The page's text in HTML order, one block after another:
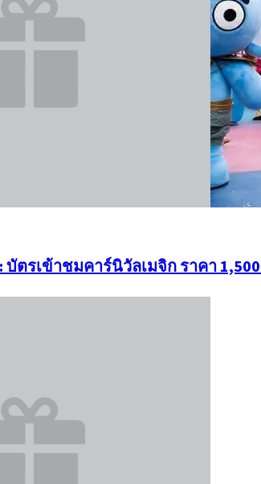
ตรเข้าชมคาร์นิวัลเมจิก ราคา